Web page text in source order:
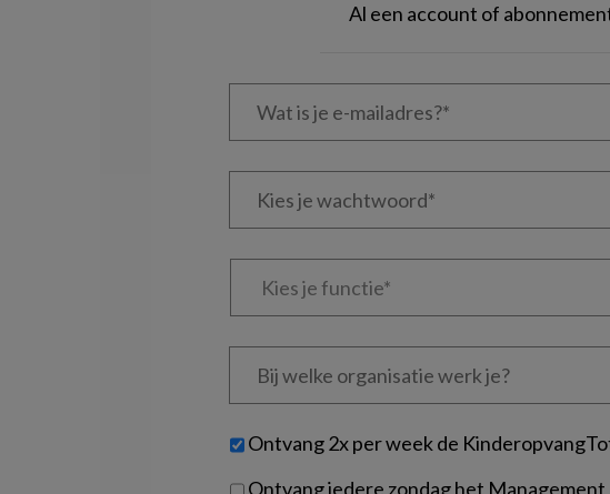
Al een account of
Wat
Kies
Kies
Bij
welke
je?
Untitled
Ontvang 2x per week de
Ontvang iedere zondag het